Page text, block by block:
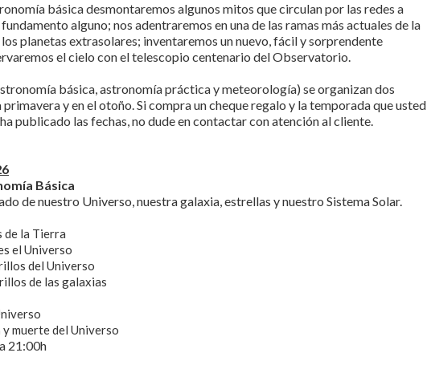
básica desmontaremos algunos mitos que circulan por las redes a
alguno; nos adentraremos en una de las ramas más actuales de la
planetas extrasolares; inventaremos un nuevo, fácil y sorprendente
el cielo con el telescopio centenario del Observatorio.
básica, astronomía práctica y meteorología) se organizan dos
primavera y en el otoño. Si compra un cheque regalo y la temporada que usted
publicado las fechas, no dude en contactar con atención al cliente.
Básica
de nuestro Universo, nuestra galaxia, estrellas y nuestro Sistema Solar.
de la Tierra
el Universo
del Universo
de las galaxias
muerte del Universo
21:00h